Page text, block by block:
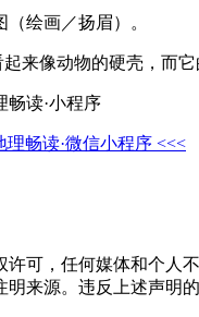
绘画／扬眉）。
来像动物的硬壳，而
畅读·微信小程序 <<<
可，任何媒体和个人
来源。违反上述声明